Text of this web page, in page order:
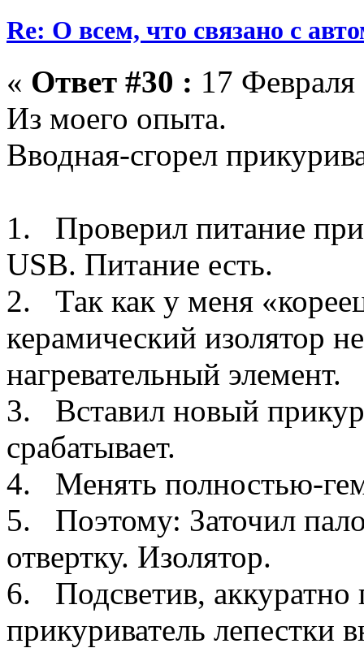
Re: О всем, что связано с
« Ответ #30 : 17
Из моего опыта.
Вводная-сгорел
1. Проверил питание
USB. Питание есть.
2. Так как у меня
керамический изолятор
нагревательный элемент.
3. Вставил новый
срабатывает.
4. Менять полностью-
5. Поэтому: Заточил
отвертку. Изолятор.
6. Подсветив,
прикуриватель лепестки